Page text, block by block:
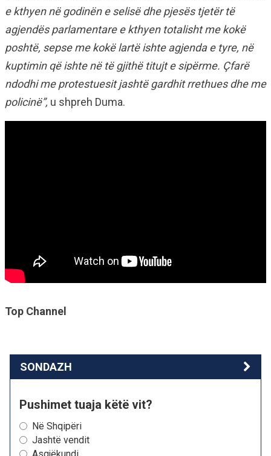
e kthyen në godinën e selisë dhe pjesës tjetër të
agjendës parlamentare e kthyen totalisht me kokë
poshtë, sepse me kokë lartë ishte agjenda e tyre, në
kuptimin që ishte në të gjithë titujt e sipërme. Çfarë
ndodhi me protestuesit jashtë gardhit rrethues dhe me
policinë”, u shpreh Duma.
Top Channel
SONDAZH
Pushimet tuaja këtë vit?
Në Shqipëri
Jashtë vendit